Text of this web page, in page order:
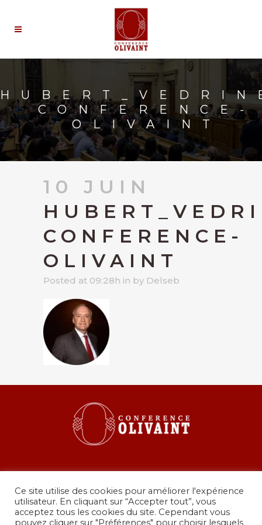
CONFERENCE-
OLIVAINT
10 JUIN
CONFERENCE-
OLIVAINT
Posted at 09:28h in by Delseb
Ce site utilise des cookies pour améliorer l'expérience
utilisateur. En cliquant sur “Accepter tout”, vous
acceptez tous les cookies du site. Cependant vous
pouvez cliquer sur "Préférences" pour choisir lesquels